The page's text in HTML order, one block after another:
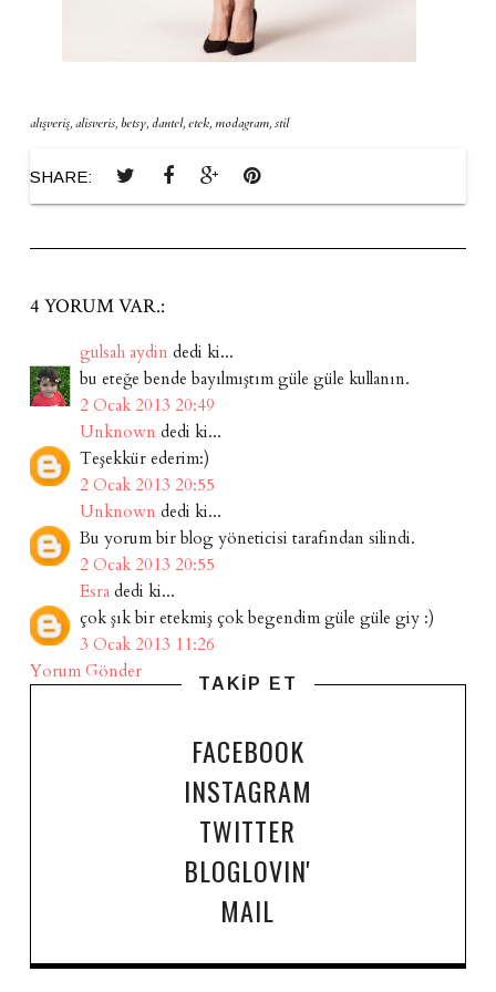
alışveriş,alisveris,betsy,dantel,etek, modagram,stil
SHARE:
4 YORUM VAR.:
gulsah aydin dedi ki...
bu eteğe bende bayılmıştım güle güle kullanın.
2 Ocak 2013 20:49
Unknown dedi ki...
Teşekkür ederim:)
2 Ocak 2013 20:55
Unknown dedi ki...
Bu yorum bir blog yöneticisi tarafından silindi.
2 Ocak 2013 20:55
Esradedi ki...
çok şık bir etekmiş çok begendim güle güle giy :)
3 Ocak 2013 11:26
Yorum Gönder
TAKİP ET
FACEBOOK
INSTAGRAM
TWITTER
BLOGLOVIN'
MAIL